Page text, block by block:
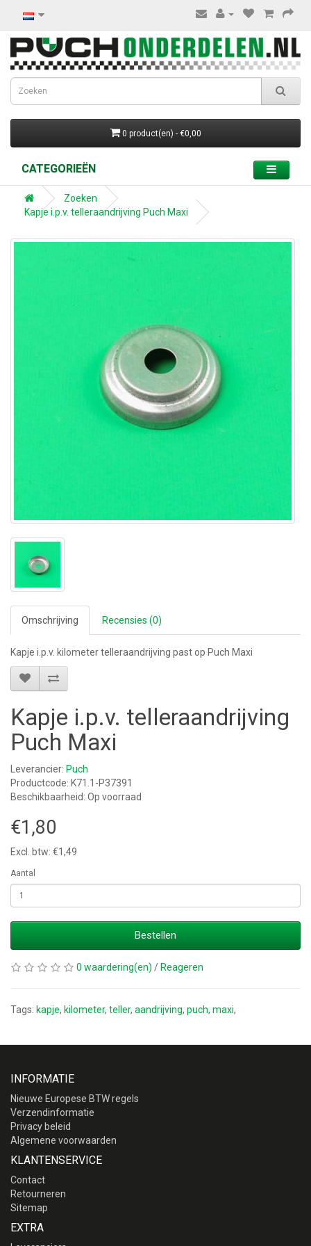
0 product(en) - €0,00
CATEGORIEËN
Zoeken
Kapje i.p.v. telleraandrijving Puch Maxi
Omschrijving Recensies (0)
Kapje i.p.v. kilometer telleraandrijving past op Puch Maxi
Kapje i.p.v. telleraandrijving
Puch Maxi
Leverancier: Puch
Productcode: K71.1-P37391
Beschikbaarheid: Op voorraad
€1,80
Excl. btw: €1,49
Aantal
Bestellen
0 waardering(en) / Reageren
Tags: kapje, kilometer, teller, aandrijving, puch, maxi,
INFORMATIE
Nieuwe Europese BTW regels
Verzendinformatie
Privacy beleid
Algemene voorwaarden
KLANTENSERVICE
Contact
Retourneren
Sitemap
EXTRA